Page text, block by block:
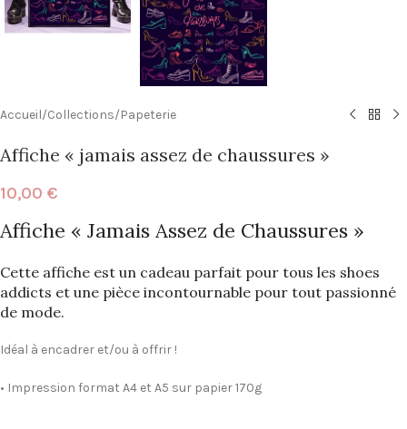
Accueil/Collections/Papeterie
Affiche « jamais assez de chaussures »
10,00 €
Affiche « Jamais Assez de Chaussures »
Cette affiche est un cadeau parfait pour tous les shoes
addicts et une pièce incontournable pour tout passionné
de mode.
Idéal à encadrer et/ou à offrir !
• Impression format A4 et A5 sur papier 170g